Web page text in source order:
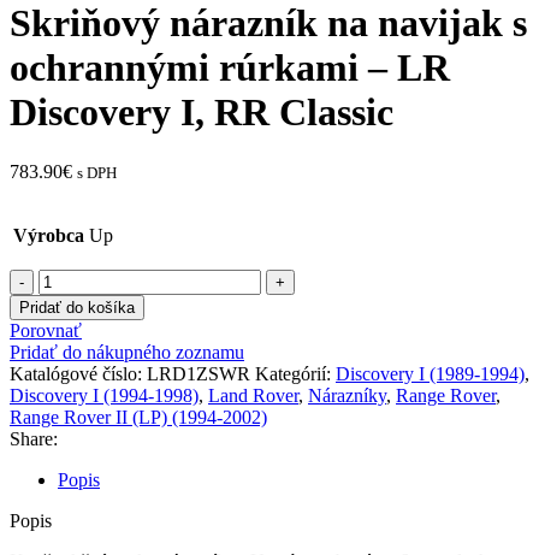
Skriňový nárazník na navijak s
ochrannými rúrkami – LR
Discovery I, RR Classic
783.90€ s DPH
Výrobca Up
množstvo
Skriňový
nárazník
na
navijak
s
ochrannými
rúrkami
–
LR
Discovery
I,
Pridať do košíka
Porovnať
Pridať do nákupného zoznamu
Katalógové číslo: LRD1ZSWR Kategórií: Discovery I (1989-1994),
Discovery I (1994-1998), Land Rover, Nárazníky, Range Rover,
Range Rover II (LP) (1994-2002)
Share:
Popis
Popis